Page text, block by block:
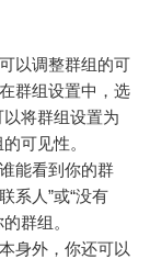
以调整群组的可
群组设置中，选
以将群组设置为
可见性。
能看到你的群
系人”或“没有
群组。
身外，你还可以